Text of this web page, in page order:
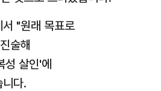
"원래 목표로
술해
성 살인'에
다.